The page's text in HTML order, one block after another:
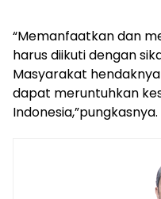
“Memanfaatkan dan
harus diikuti dengan
Masyarakat
dapat meruntuhkan
Indonesia,”pungkasnya.